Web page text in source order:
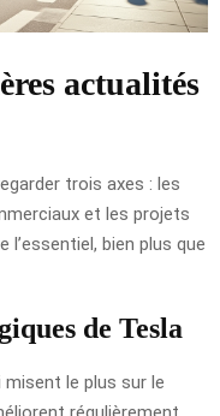
actualités
trois axes : les
et les projets
l’essentiel, bien plus que
de Tesla
le plus sur le